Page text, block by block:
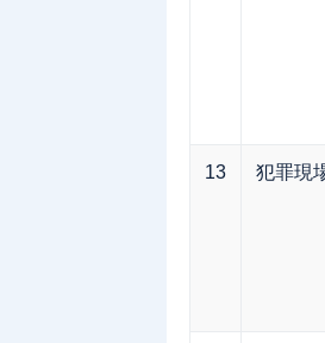
13 犯罪現